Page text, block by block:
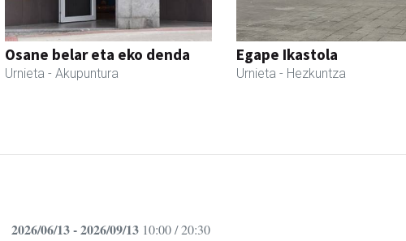
Osane belar eta eko denda
Urnieta - Akupuntura
Egape Ikastola
Urnieta - Hezkuntza
2026/06/13 - 2026/09/1310:00 / 20:30